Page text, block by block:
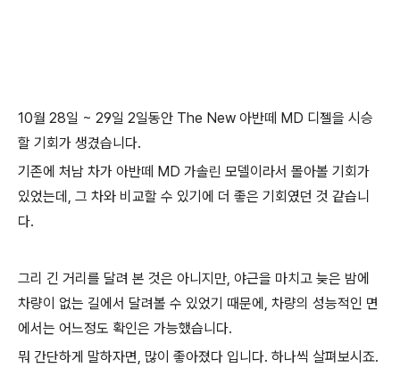
10월 28일 ~ 29일 2일동안 The New 아반떼 MD 디젤을 시승
할 기회가 생겼습니다.
기존에 처남 차가 아반떼 MD 가솔린 모델이라서 몰아볼 기회가
있었는데, 그 차와 비교할 수 있기에 더 좋은 기회였던 것 같습니
다.
그리 긴 거리를 달려 본 것은 아니지만, 야근을 마치고 늦은 밤에
차량이 없는 길에서 달려볼 수 있었기 때문에, 차량의 성능적인 면
에서는 어느정도 확인은 가능했습니다.
뭐 간단하게 말하자면, 많이 좋아졌다 입니다. 하나씩 살펴보시죠.